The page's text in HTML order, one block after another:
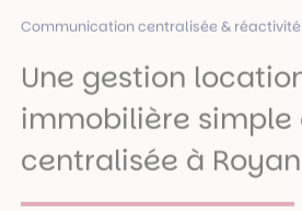
Communication centralisée &
Une gestion
immobilière simple
centralisée à Royan